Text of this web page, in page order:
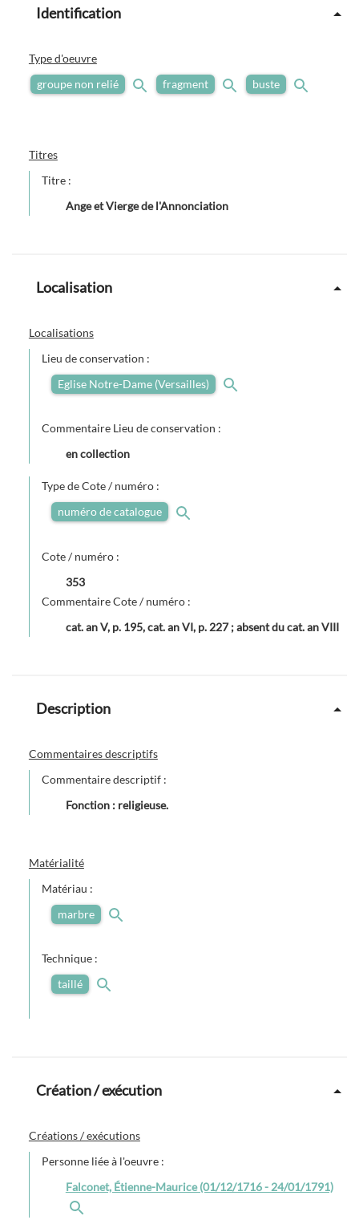
Identification
Type d'oeuvre
groupe non relié
fragment buste
Titres
Titre :
Ange et Vierge de l'Annonciation
Localisation
Localisations
Lieu de conservation :
Eglise Notre-Dame (Versailles)
Commentaire Lieu de conservation :
en collection
Type de Cote / numéro :
numéro de catalogue
Cote / numéro :
353
Commentaire Cote / numéro :
cat. an V, p. 195, cat. an VI, p. 227 ; absent du cat. an VIII
Description
Commentaires descriptifs
Commentaire descriptif :
Fonction : religieuse.
Matérialité
Matériau :
marbre
Technique :
taillé
Création / exécution
Créations / exécutions
Personne liée à l'oeuvre :
Falconet, Étienne-Maurice (01/12/1716 - 24/01/1791)